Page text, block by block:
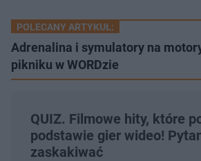
POLECANY ARTYKUŁ:
Adrenalina i symulatory na
pikniku w WORDzie
QUIZ. Filmowe hity, które
podstawie gier wideo!
zaskakiwać